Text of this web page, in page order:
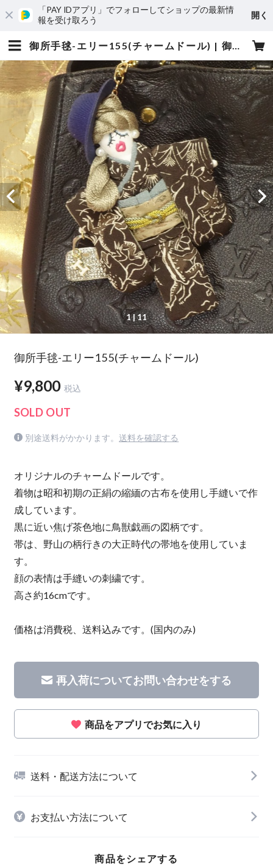
「PAY IDアプリ」でフォローしてショップの最新情
報を受け取ろう
開く
御所手毬-エリー155(チャームドール) | 御所手毬
1| 11
御所手毬-エリー155(チャームドール)
¥9,800 税込
SOLD OUT
別途送料がかかります。 送料を確認する
オリジナルのチャームドールです。
着物は昭和初期の正絹の縮緬の古布を使用し手縫いで作
成しています。
黒に近い焦げ茶色地に鳥獣戯画の図柄です。
帯は、野山の柄行きの大正時代の帯地を使用していま
す。
顔の表情は手縫いの刺繍です。
高さ約16cmです。
価格は消費税、送料込みです。(国内のみ)
再入荷についてお問い合わせをする
商品をアプリでお気に入り
送料・配送方法について
お支払い方法について
商品をシェアする